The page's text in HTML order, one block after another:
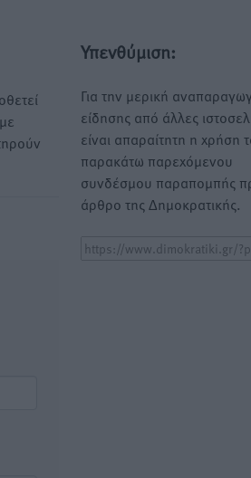
Υπενθύμιση:
Για την μερική
είδησης από άλλες
είναι απαραίτητη η χρήση
παρακάτω παρεχόμενου
συνδέσμου παραπομπής
άρθρο της Δημοκρατικής.